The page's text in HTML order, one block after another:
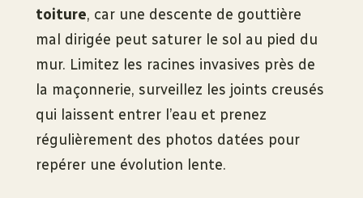
toiture, car une descente de gouttière
mal dirigée peut saturer le sol au pied du
mur. Limitez les racines invasives près de
la maçonnerie, surveillez les joints creusés
qui laissent entrer l’eau et prenez
régulièrement des photos datées pour
repérer une évolution lente.